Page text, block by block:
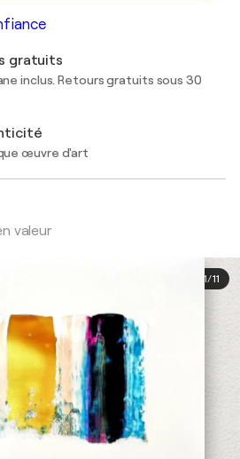
gratuits
inclus. Retours gratuits sous 30
œuvre d'art
valeur
1/11